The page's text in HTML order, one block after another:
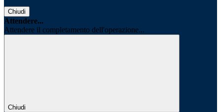
Chiudi
Attendere...
Attendere il completamento dell'operazione...
Chiudi